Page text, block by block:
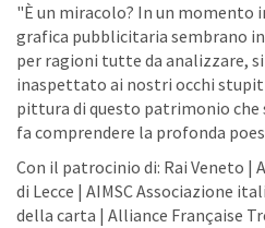
"È un miracolo? In un momento
grafica pubblicitaria sembrano
per ragioni tutte da analizzare,
inaspettato ai nostri occhi
pittura di questo patrimonio che
fa comprendere la profonda
Con il patrocinio di: Rai Veneto |
di Lecce | AIMSC Associazione
della carta | Alliance Française